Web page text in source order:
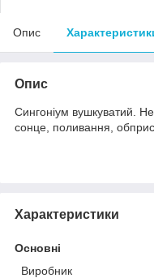
Опис
Опис
Сингоніум вушкуватий.
сонце, поливання,
Характеристики
Основні
Виробник